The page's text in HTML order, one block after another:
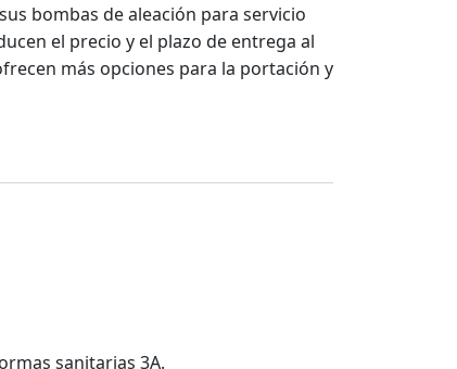
bombas de aleación para servicio
el precio y el plazo de entrega al
más opciones para la portación y
sanitarias 3A.